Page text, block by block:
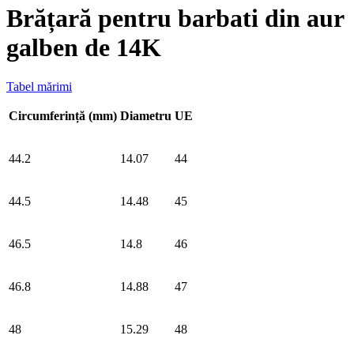
Brățară pentru barbati din aur
galben de 14K
Tabel mărimi
Circumferință (mm) Diametru UE
44.2 14.07 44
44.5 14.48 45
46.5 14.8 46
46.8 14.88 47
48 15.29 48